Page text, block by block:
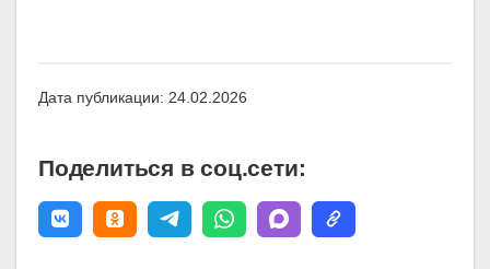
Дата публикации: 24.02.2026
Поделиться в соц.сети: